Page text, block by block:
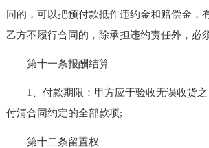
同的，可以把预付款抵作违约金和赔偿金，
乙方不履行合同的，除承担违约责任外，必
第十一条报酬结算
1、付款期限：甲方应于验收无误收货之
付清合同约定的全部款项;
第十二条留置权